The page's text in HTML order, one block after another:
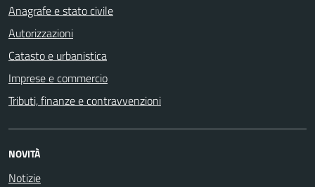
Anagrafe e stato civile
Autorizzazioni
Catasto e urbanistica
Imprese e commercio
Tributi, finanze e contravvenzioni
NOVITÀ
Notizie